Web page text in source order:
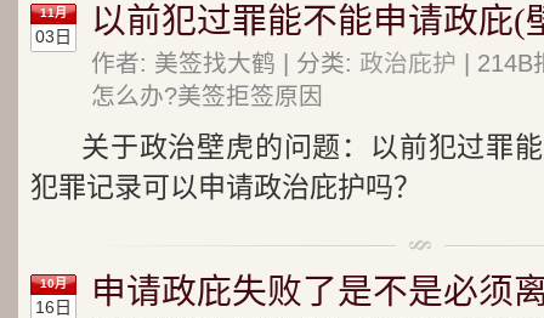
11月
03日 以前犯过罪能不能申请政庇(
作者: 美签找大鹤 | 分类: 政治庇护 |
怎么办?美签拒签原因
关于政治壁虎的问题：以前犯过罪
犯罪记录可以申请政治庇护吗？
10月
16日 申请政庇失败了是不是必须